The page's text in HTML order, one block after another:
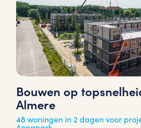
Bouwen op
Almere
48 woningen in 2 dagen voor